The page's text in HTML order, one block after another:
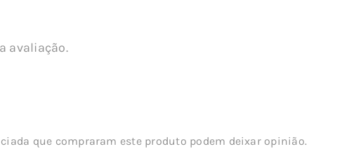
avaliação.
que compraram este produto podem deixar opinião.